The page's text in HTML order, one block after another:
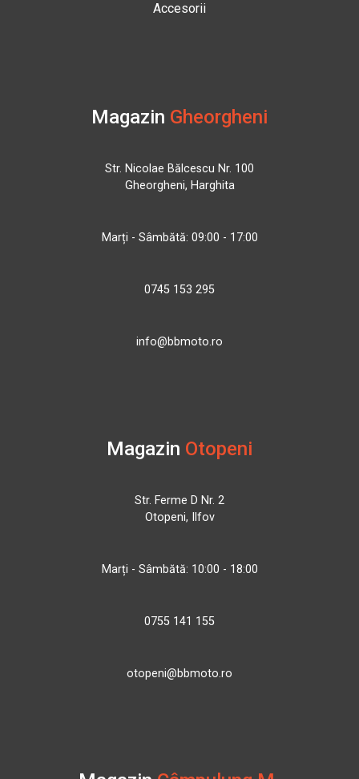
Accesorii
Magazin Gheorgheni
Str. Nicolae Bălcescu Nr. 100
Gheorgheni, Harghita
Marți - Sâmbătă: 09:00 - 17:00
0745 153 295
info@bbmoto.ro
Magazin Otopeni
Str. Ferme D Nr. 2
Otopeni, Ilfov
Marți - Sâmbătă: 10:00 - 18:00
0755 141 155
otopeni@bbmoto.ro